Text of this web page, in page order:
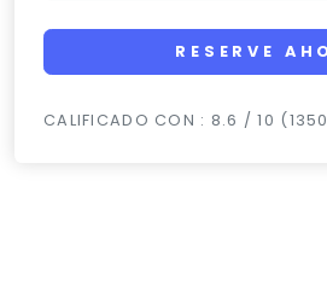
RESERVE
CALIFICADO CON : 8.6 / 10